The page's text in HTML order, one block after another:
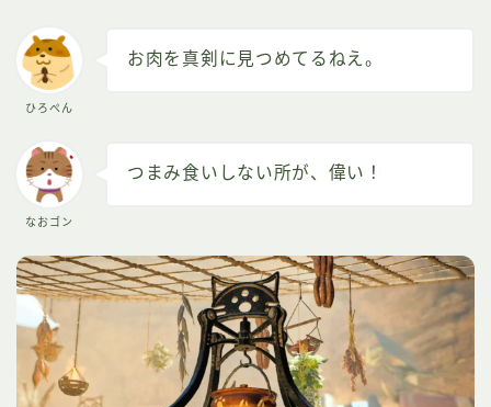
ひろぺん
お肉を真剣に見つめてるねえ。
なおゴン
つまみ食いしない所が、偉い！